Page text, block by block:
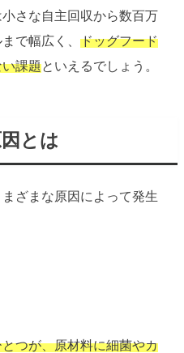
さな自主回収から数百万
で幅広く、ドッグフード
課題といえるでしょう。
とは
ざまな原因によって発生
つが、原材料に細菌やカ